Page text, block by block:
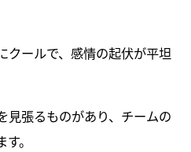
クールで、感情の起伏が平坦
見張るものがあり、チームの
。